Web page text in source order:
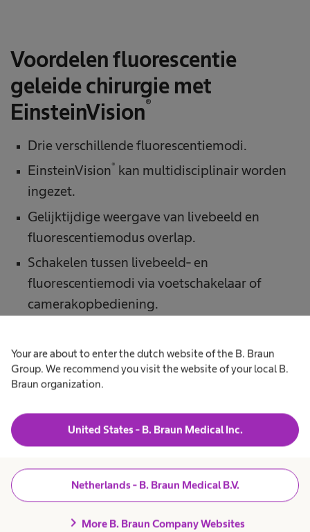
Your are about to enter the dutch website of the B. Braun
Group. We recommend you visit the website of your local B.
Braun organization.
United States - B. Braun Medical Inc.
Netherlands - B. Braun Medical B.V.
chevron_right More B. Braun Company Websites
Voordelen fluorescentie
geleide chirurgie met
EinsteinVision®
Drie verschillende fluorescentiemodi.
EinsteinVision® kan multidisciplinair worden
ingezet.
Gelijktijdige weergave van livebeeld en
fluorescentiemodus overlap.
Schakelen tussen livebeeld- en
fluorescentiemodi via voetschakelaar of
camerakopbediening.
geleide 3D-chirurgie met ICG voor
verschillende chirurgische specialisaties
Download de infographic